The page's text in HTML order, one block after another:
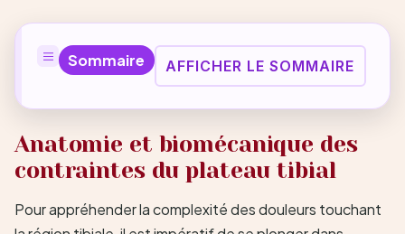
Sommaire AFFICHER LE SOMMAIRE
Anatomie et biomécanique des
contraintes du plateau tibial
Pour appréhender la complexité des douleurs touchant